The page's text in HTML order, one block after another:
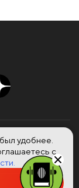
удобнее.
с